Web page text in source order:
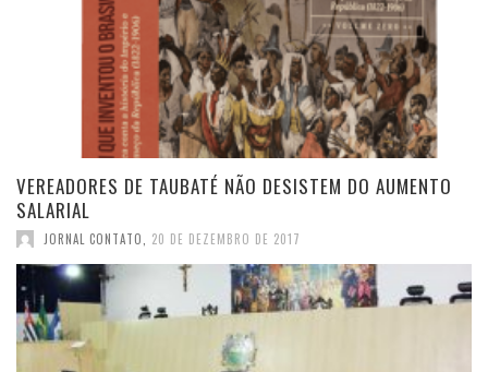
VEREADORES DE TAUBATÉ NÃO DESISTEM DO AUMENTO
SALARIAL
JORNAL CONTATO 20 DE DEZEMBRO DE 2017